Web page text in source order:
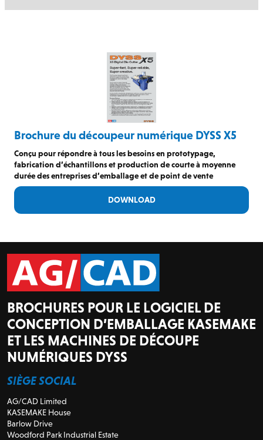
Brochure du découpeur numérique DYSS X5
Conçu pour répondre à tous les besoins en prototypage,
fabrication d’échantillons et production de courte à moyenne
durée des entreprises d’emballage et de point de vente
DOWNLOAD
BROCHURES POUR LE LOGICIEL DE
CONCEPTION D’EMBALLAGE KASEMAKE
ET LES MACHINES DE DÉCOUPE
NUMÉRIQUES DYSS
SIÈGE SOCIAL
AG/CAD Limited
KASEMAKE House
Barlow Drive
Woodford Park Industrial Estate